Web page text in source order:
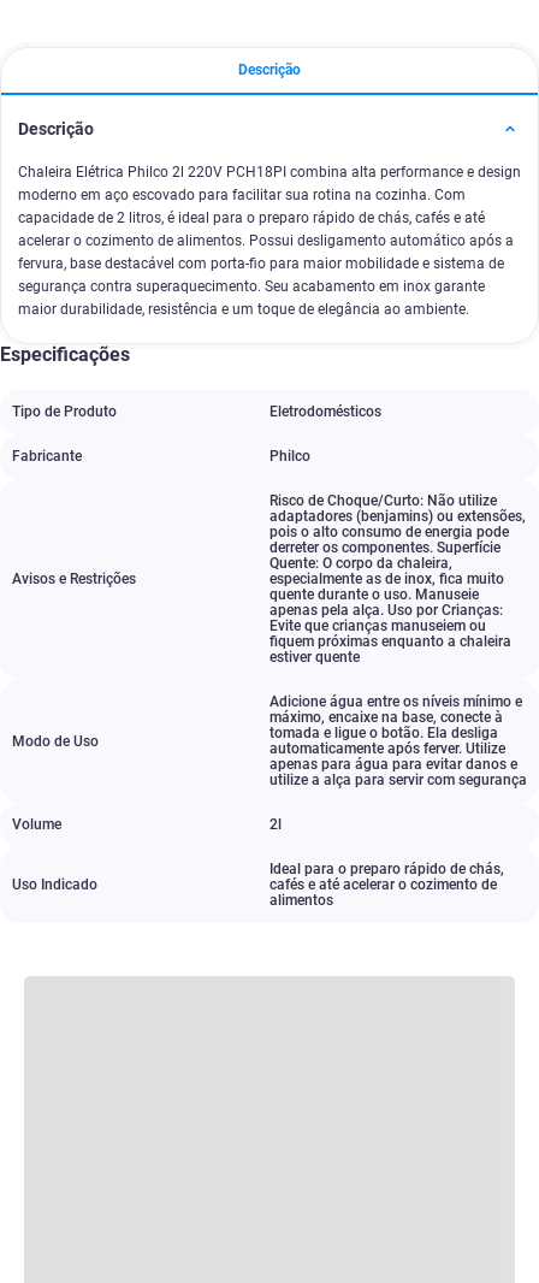
Descrição
Descrição
Chaleira Elétrica Philco 2l 220V PCH18PI combina alta performance e design
moderno em aço escovado para facilitar sua rotina na cozinha. Com
capacidade de 2 litros, é ideal para o preparo rápido de chás, cafés e até
acelerar o cozimento de alimentos. Possui desligamento automático após a
fervura, base destacável com porta-fio para maior mobilidade e sistema de
segurança contra superaquecimento. Seu acabamento em inox garante
maior durabilidade, resistência e um toque de elegância ao ambiente.
Especificações
Tipo de Produto Eletrodomésticos
Fabricante Philco
Avisos e Restrições
Risco de Choque/Curto: Não utilize
adaptadores (benjamins) ou extensões,
pois o alto consumo de energia pode
derreter os componentes. Superfície
Quente: O corpo da chaleira,
especialmente as de inox, fica muito
quente durante o uso. Manuseie
apenas pela alça. Uso por Crianças:
Evite que crianças manuseiem ou
fiquem próximas enquanto a chaleira
estiver quente
Modo de Uso
Adicione água entre os níveis mínimo e
máximo, encaixe na base, conecte à
tomada e ligue o botão. Ela desliga
automaticamente após ferver. Utilize
apenas para água para evitar danos e
utilize a alça para servir com segurança
Volume 2l
Uso Indicado
Ideal para o preparo rápido de chás,
cafés e até acelerar o cozimento de
alimentos